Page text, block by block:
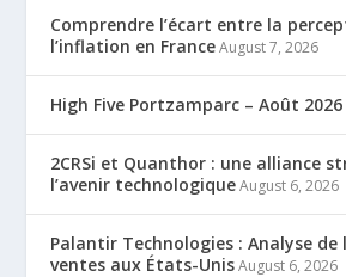
Comprendre l’écart entre la
l’inflation en France August 7, 2026
High Five Portzamparc – Août 2026
2CRSi et Quanthor : une alliance
l’avenir technologique August 6, 2026
Palantir Technologies : Analyse de
ventes aux États-Unis August 6, 2026